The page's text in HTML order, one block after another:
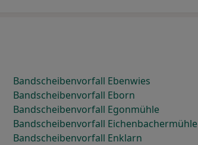
Bandscheibenvorfall Ebenwies
Bandscheibenvorfall Eborn
Bandscheibenvorfall Egonmühle
Bandscheibenvorfall Eichenbachermühle
Bandscheibenvorfall Enklarn